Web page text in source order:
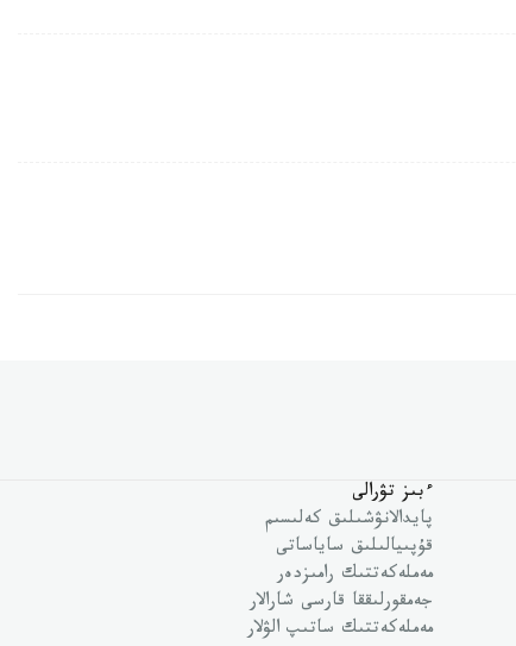
ءبىز تۋرالى
پايدالانۋشىلىق كەلىسىم
قۇپىيالىلىق ساياساتى
مەملەكەتتىك رامىزدەر
جەمقورلىققا قارسى شارالار
مەملەكەتتىك ساتىپ الۋلار